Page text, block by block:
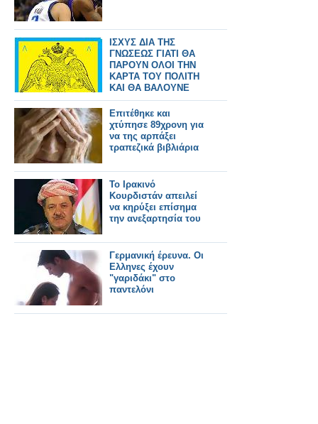
ΙΣΧΥΣ ΔΙΑ ΤΗΣ
ΓΝΩΣΕΩΣ ΓΙΑΤΙ ΘΑ
ΠΑΡΟΥΝ ΟΛΟΙ ΤΗΝ
ΚΑΡΤΑ ΤΟΥ ΠΟΛΙΤΗ
ΚΑΙ ΘΑ ΒΑΛΟΥΝΕ
ΤΣΙΠ
Επιτέθηκε και
χτύπησε 89χρονη για
να της αρπάξει
τραπεζικά βιβλιάρια
Το Ιρακινό
Κουρδιστάν απειλεί
να κηρύξει επίσημα
την ανεξαρτησία του
Γερμανική έρευνα. Οι
Ελληνες έχουν
"γαριδάκι" στο
παντελόνι